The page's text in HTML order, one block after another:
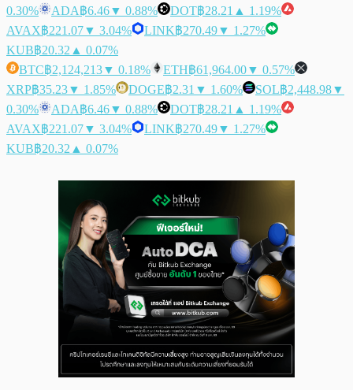
0.30%
ADA฿6.46▼ 0.88% DOT฿28.21 ▲ 1.19%
AVAX฿221.07▼ 3.04% LINK฿270.49▼ 1.27%
KUB฿20.32 ▲ 0.07%
BTC฿2,124,213▼ 0.18% ETH฿61,964.00▼ 0.57%
XRP฿35.23▼ 1.85% DOGE฿2.31 ▼ 1.60% SOL฿2,448.98▼
0.30%
ADA฿6.46▼ 0.88% DOT฿28.21 ▲ 1.19%
AVAX฿221.07▼ 3.04% LINK฿270.49▼ 1.27%
KUB฿20.32 ▲ 0.07%